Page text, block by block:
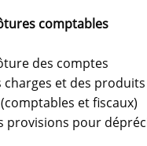
comptables
des comptes
et des produits
et fiscaux)
provisions pour